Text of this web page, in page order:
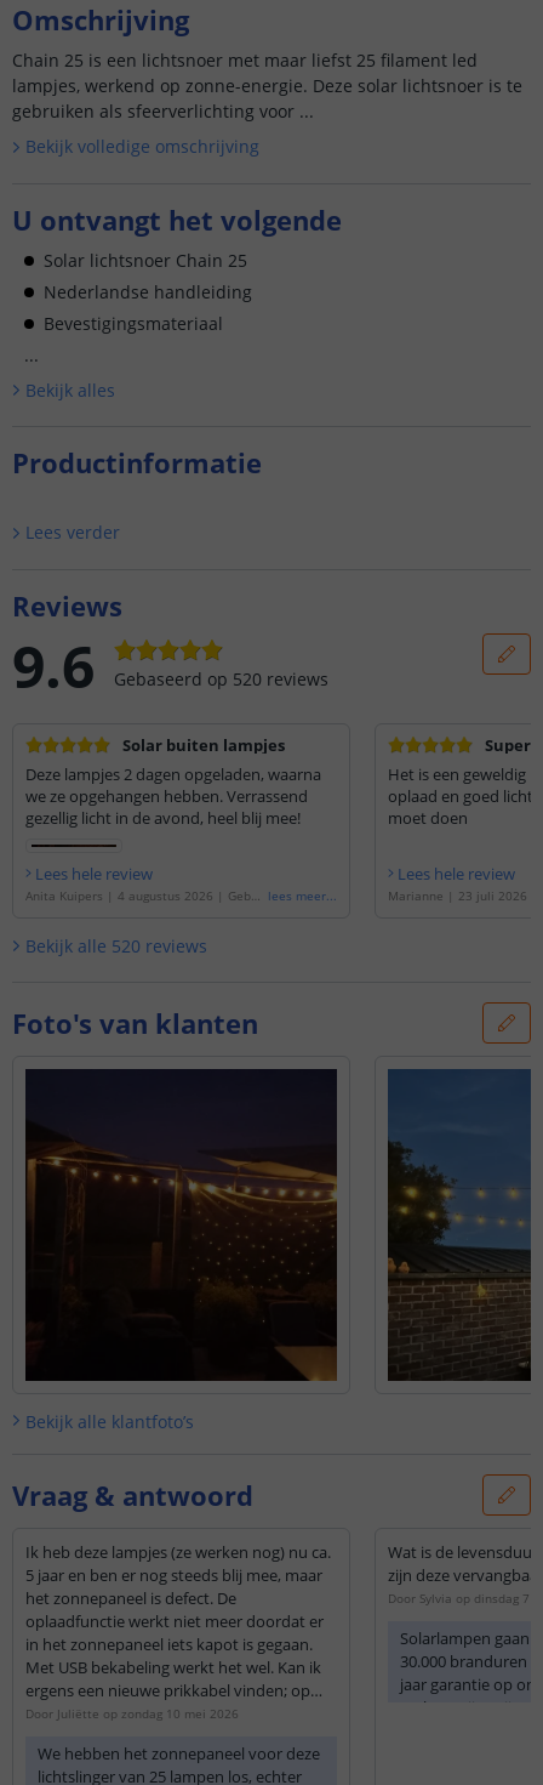
Omschrijving
Chain 25 is een lichtsnoer met maar liefst 25 filament led
lampjes, werkend op zonne-energie. Deze solar lichtsnoer is te
gebruiken als sfeerverlichting voor ...
Bekijk volledige omschrijving
U ontvangt het volgende
Solar lichtsnoer Chain 25
Nederlandse handleiding
Bevestigingsmateriaal
...
Bekijk alles
Productinformatie
Lees verder
Reviews
9.6 Gebaseerd op 520 reviews
Solar buiten lampjes
Deze lampjes 2 dagen opgeladen, waarna
we ze opgehangen hebben. Verrassend
gezellig licht in de avond, heel blij mee!
Lees hele review
Anita Kuipers | 4 augustus 2026 | Gebas
lees meer...
Super
Het is een geweldig
oplaad en goed licht
moet doen
Lees hele review
Marianne | 23 juli 2026
Bekijk alle 520 reviews
Foto's van klanten
Bekijk alle klantfoto’s
Vraag & antwoord
Ik heb deze lampjes (ze werken nog) nu ca.
5 jaar en ben er nog steeds blij mee, maar
het zonnepaneel is defect. De
oplaadfunctie werkt niet meer doordat er
in het zonnepaneel iets kapot is gegaan.
Met USB bekabeling werkt het wel. Kan ik
ergens een nieuwe prikkabel vinden; op
jullie website of elders? Die (qua voltage
deze lampjes. Hoor het graag!
Door Juliëtte op zondag 10 mei 2026
We hebben het zonnepaneel voor deze
lichtslinger van 25 lampen los, echter
Wat is de
zijn deze
Door Sylvia op dinsdag 7
Solarlampen gaan
30.000 branduren
jaar garantie op
De batterijen zijn